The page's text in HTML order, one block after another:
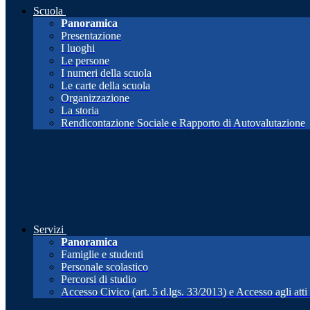
Scuola
Panoramica
Presentazione
I luoghi
Le persone
I numeri della scuola
Le carte della scuola
Organizzazione
La storia
Rendicontazione Sociale e Rapporto di Autovalutazione
Servizi
Panoramica
Famiglie e studenti
Personale scolastico
Percorsi di studio
Accesso Civico (art. 5 d.lgs. 33/2013) e Accesso agli